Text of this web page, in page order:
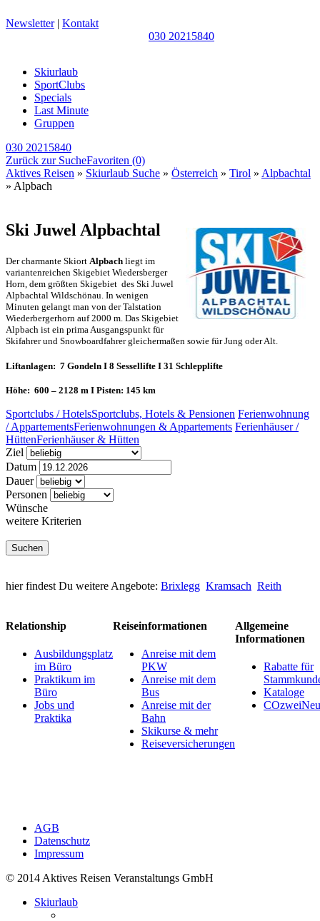
Newsletter| Kontakt
030 20215840
Skiurlaub
SportClubs
Specials
Last Minute
Gruppen
030 20215840
Zurück zur SucheFavoriten (0)
Aktives Reisen » Skiurlaub Suche » Österreich » Tirol » Alpbachtal
» Alpbach
Ski Juwel Alpbachtal
Der charmante Skiort Alpbach liegt im
variantenreichen Skigebiet Wiedersberger
Horn, dem größten Skigebiet des Ski Juwel
Alpbachtal Wildschönau. In wenigen
Minuten gelangt man von der Talstation
Wiederbergerhorn auf 2000 m. Das Skigebiet
Alpbach ist ein prima Ausgangspunkt für
Skifahrer und Snowboardfahrer gleichermaßen sowie für Jung oder Alt.
Liftanlagen: 7 Gondeln I 8 Sessellifte I 31 Schlepplifte
Höhe: 600 – 2128 m I Pisten: 145 km
Sportclubs / HotelsSportclubs, Hotels & Pensionen Ferienwohnung
/ AppartementsFerienwohnungen & Appartements Ferienhäuser /
HüttenFerienhäuser & Hütten
Ziel
Datum
Dauer
Personen
Wünsche
weitere Kriterien
hier findest Du weitere Angebote: Brixlegg Kramsach Reith
Relationship
Ausbildungsplatz
im Büro
Praktikum im
Büro
Jobs und
Praktika
Reiseinformationen
Anreise mit dem
PKW
Anreise mit dem
Bus
Anreise mit der
Bahn
Skikurse & mehr
Reiseversicherungen
Allgemeine
Informationen
Rabatte für
Kataloge
AGB
Datenschutz
Impressum
© 2014 Aktives Reisen Veranstaltungs GmbH
Skiurlaub